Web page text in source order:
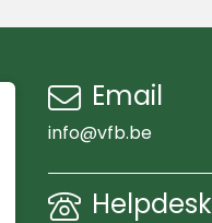
Email
info@vfb.be
Helpdesk